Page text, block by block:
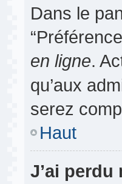
Dans le
en ligne.
qu’aux
serez
Haut
J’ai